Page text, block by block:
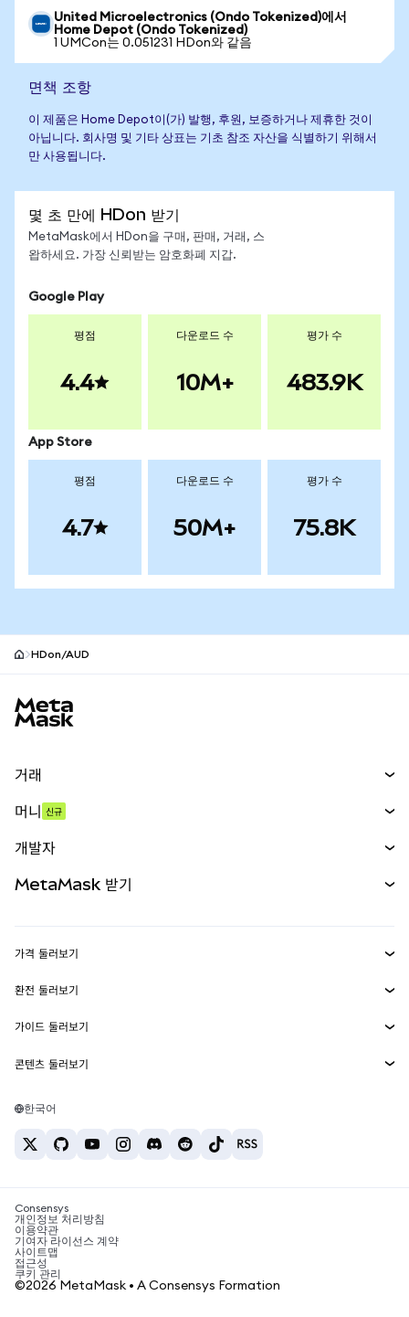
United Microelectronics (Ondo Tokenized)에서
Home Depot (Ondo Tokenized)
1 UMCon는 0.051231 HDon와 같음
면책 조항
이 제품은 Home Depot이(가) 발행, 후원, 보증하거나 제휴한 것이
아닙니다. 회사명 및 기타 상표는 기초 참조 자산을 식별하기 위해서
만 사용됩니다.
몇 초 만에 HDon 받기
MetaMask에서 HDon을 구매, 판매, 거래, 스
왑하세요. 가장 신뢰받는 암호화폐 지갑.
Google Play
평점
4.4
다운로드 수
10M+
평가 수
483.9K
App Store
평점
4.7
다운로드 수
50M+
평가 수
75.8K
HDon/AUD
거래
무기한 선물
실물자산
머니 신규
개발자
MetaMask Connect
Snaps
웹3 서비스
MetaMask 받기
보안
고객 지원
채용
가격 둘러보기
이더리움 가격
솔라나 가격
테더 가격
환전 둘러보기
ETH를 USD로 환전
USDT를 INR로 환전
BTC를 INR로 환전
ETH를 USDT로 환전
가이드 둘러보기
ETH 매수
USDT 매수
SHIB 매수
BNB 매수
콘텐츠 둘러보기
솔라나 지갑
암호화폐 세금 뉴스
암호화폐 매수 방법
비트코인 매도 방법
한국어
Consensys
개인정보 처리방침
이용약관
기여자 라이선스 계약
사이트맵
접근성
쿠키 관리
©2026 MetaMask • A Consensys Formation